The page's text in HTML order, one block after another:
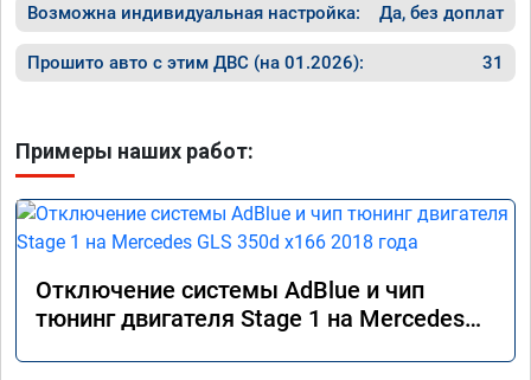
Возможна индивидуальная настройка: Да, без доплат
Прошито авто с этим ДВС (на 01.2026): 31
Примеры наших работ:
Отключение системы AdBlue и чип
тюнинг двигателя Stage 1 на Mercedes